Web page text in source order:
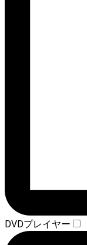
DVDプレイヤー